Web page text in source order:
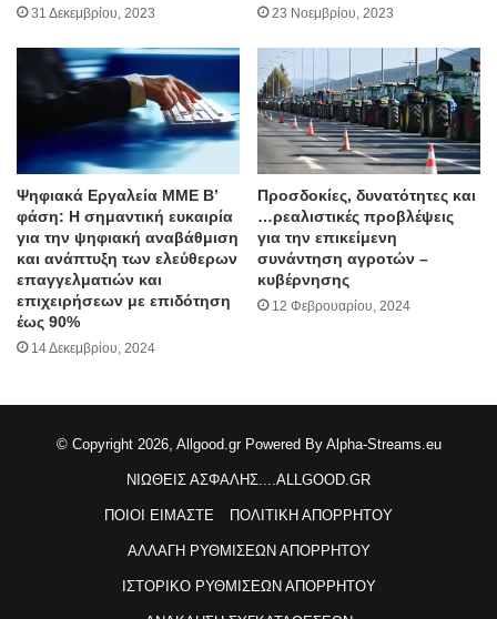
31 Δεκεμβρίου, 2023 23 Νοεμβρίου, 2023
Ψηφιακά Εργαλεία ΜΜΕ Β’
φάση: Η σημαντική ευκαιρία
για την ψηφιακή αναβάθμιση
και ανάπτυξη των ελεύθερων
επαγγελματιών και
επιχειρήσεων με επιδότηση
έως 90%
14 Δεκεμβρίου, 2024
Προσδοκίες, δυνατότητες και
…ρεαλιστικές προβλέψεις
για την επικείμενη
συνάντηση αγροτών –
κυβέρνησης
12 Φεβρουαρίου, 2024
© Copyright 2026, Allgood.gr Powered By Alpha-Streams.eu
ΝΙΩΘΕΙΣ ΑΣΦΑΛΗΣ....ALLGOOD.GR
ΠΟΙΟΙ ΕΙΜΑΣΤΕ ΠΟΛΙΤΙΚΗ ΑΠΟΡΡΗΤΟΥ
ΑΛΛΑΓΗ ΡΥΘΜΙΣΕΩΝ ΑΠΟΡΡΗΤΟΥ
ΙΣΤΟΡΙΚΟ ΡΥΘΜΙΣΕΩΝ ΑΠΟΡΡΗΤΟΥ